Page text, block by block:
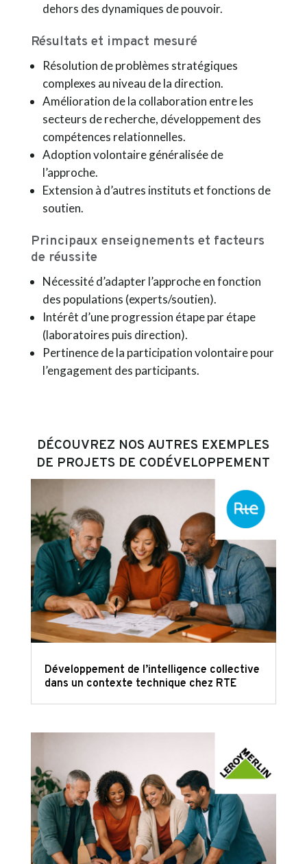
dehors des dynamiques de pouvoir.
Résultats et impact mesuré
Résolution de problèmes stratégiques
complexes au niveau de la direction.
Amélioration de la collaboration entre les
secteurs de recherche, développement des
compétences relationnelles.
Adoption volontaire généralisée de
l’approche.
Extension à d’autres instituts et fonctions de
soutien.
Principaux enseignements et facteurs
de réussite
Nécessité d’adapter l’approche en fonction
des populations (experts/soutien).
Intérêt d’une progression étape par étape
(laboratoires puis direction).
Pertinence de la participation volontaire pour
l’engagement des participants.
DÉCOUVREZ NOS AUTRES EXEMPLES
DE PROJETS DE CODÉVELOPPEMENT
Développement de l’intelligence collective
dans un contexte technique chez RTE